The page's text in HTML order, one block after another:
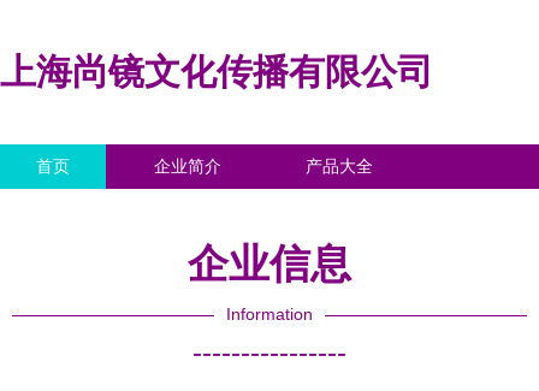
上海尚镜文化传播有限公司
首页 企业简介 产品大全
企业信息
Information
----------------